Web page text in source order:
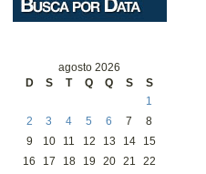
agosto 2026
D
S T Q Q S S
1
2
3 4 5 6 7
8
9
10 11 12 13 14
15
16
17 18 19 20 21
22